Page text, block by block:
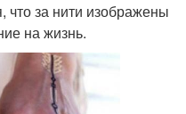
что за нити изображены
на жизнь.